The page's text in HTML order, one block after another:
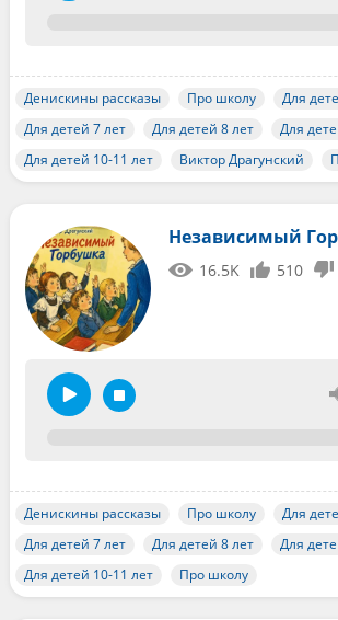
Денискины рассказы Про школу
Для
Для детей 7 лет
Для детей 8 лет
Для
Для детей 10-11 лет
Виктор Драгунский
Независимый
16.5K 510
Денискины рассказы Про школу
Для
Для детей 7 лет
Для детей 8 лет
Для
Для детей 10-11 лет
Про школу